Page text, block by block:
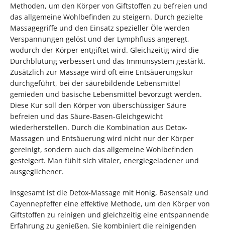
Methoden, um den Körper von Giftstoffen zu befreien und
das allgemeine Wohlbefinden zu steigern. Durch gezielte
Massagegriffe und den Einsatz spezieller Öle werden
Verspannungen gelöst und der Lymphfluss angeregt,
wodurch der Körper entgiftet wird. Gleichzeitig wird die
Durchblutung verbessert und das Immunsystem gestärkt.
Zusätzlich zur Massage wird oft eine Entsäuerungskur
durchgeführt, bei der säurebildende Lebensmittel
gemieden und basische Lebensmittel bevorzugt werden.
Diese Kur soll den Körper von überschüssiger Säure
befreien und das Säure-Basen-Gleichgewicht
wiederherstellen. Durch die Kombination aus Detox-
Massagen und Entsäuerung wird nicht nur der Körper
gereinigt, sondern auch das allgemeine Wohlbefinden
gesteigert. Man fühlt sich vitaler, energiegeladener und
ausgeglichener.
Insgesamt ist die Detox-Massage mit Honig, Basensalz und
Cayennepfeffer eine effektive Methode, um den Körper von
Giftstoffen zu reinigen und gleichzeitig eine entspannende
Erfahrung zu genießen. Sie kombiniert die reinigenden